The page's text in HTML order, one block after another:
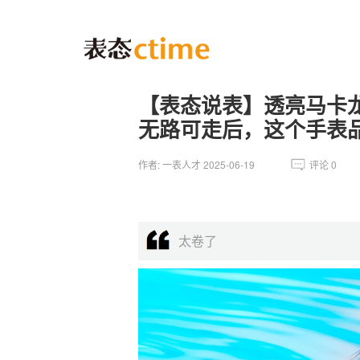
【表态说表】透亮马
无路可走后，这个手表
作者: 一表人才 2025-06-19 评论0
太卷了